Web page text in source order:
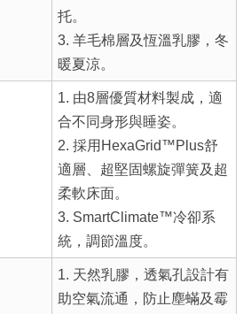
托。
3. 羊毛棉層及恆溫乳膠，冬
暖夏涼。
1. 由8層優質材料製成，適
合不同身形與睡姿。
2. 採用HexaGrid™Plus舒
適層、超堅固螺旋彈簧及超
柔軟床面。
3. SmartClimate™冷卻系
統，調節溫度。
1. 天然乳膠，透氣孔設計有
助空氣流通，防止塵蟎及霉